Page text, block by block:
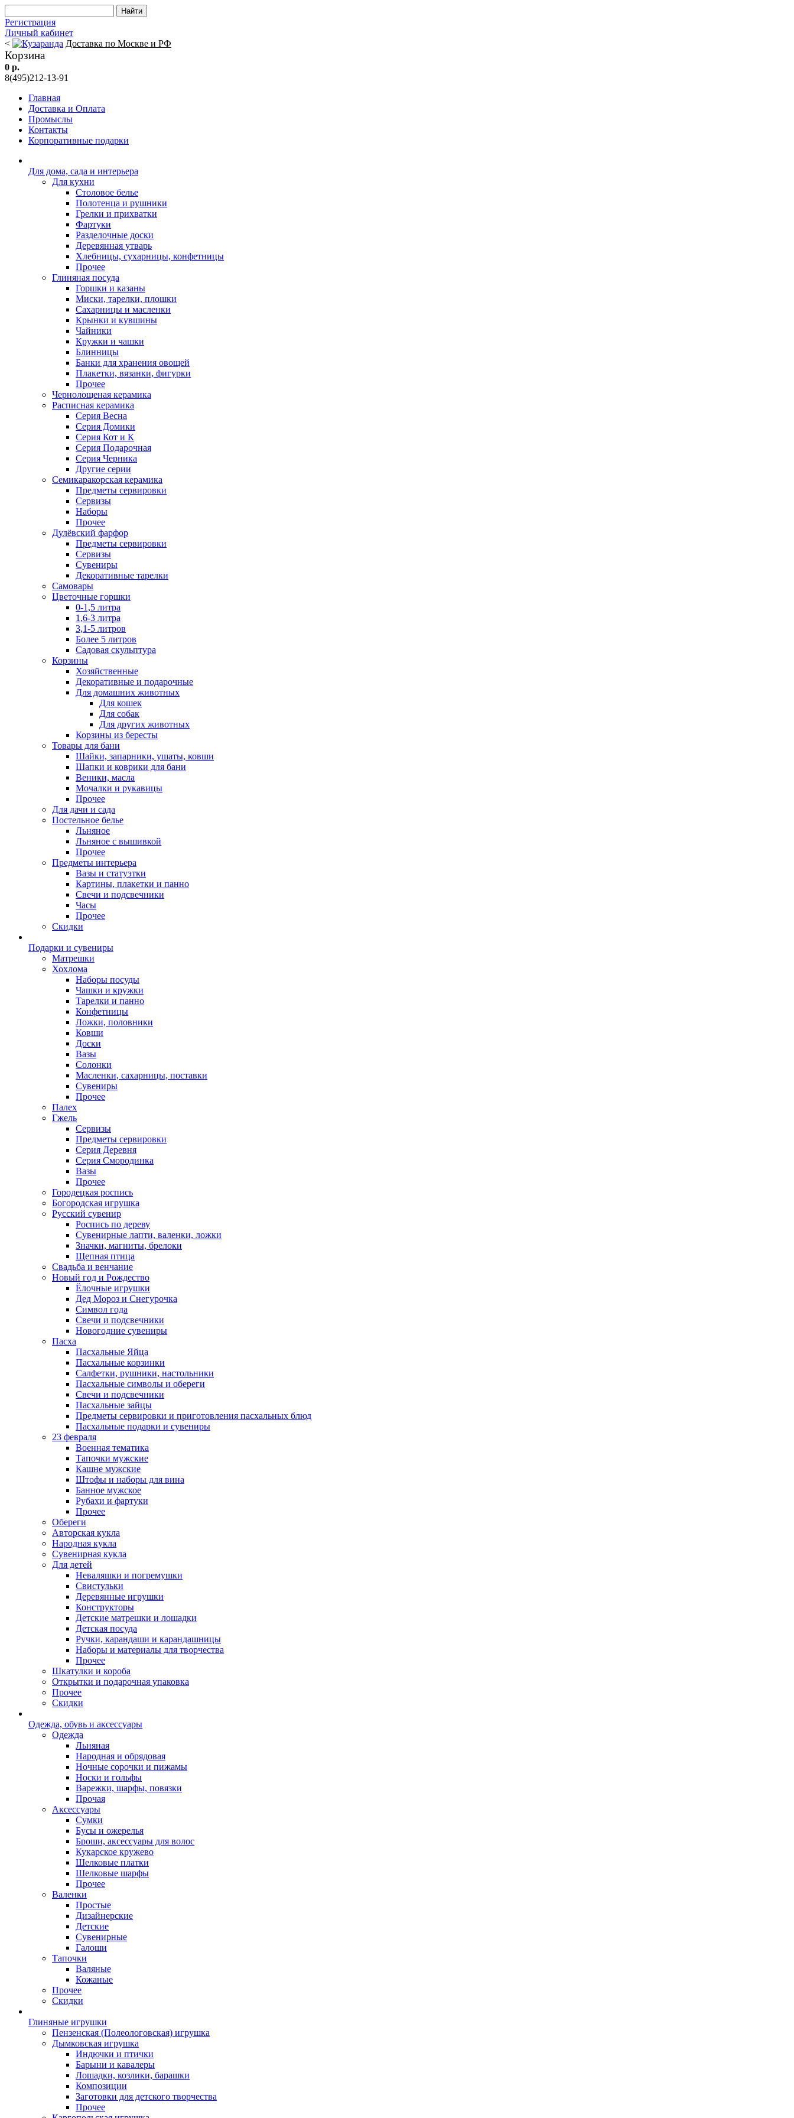
Регистрация
Личный кабинет
<
Доставка по Москве и РФ
Корзина
0 р.
8(495)212-13-91
Главная
Доставка и Оплата
Промыслы
Контакты
Корпоративные подарки
Для дома, сада и интерьера
Для кухни
Столовое белье
Полотенца и рушники
Грелки и прихватки
Фартуки
Разделочные доски
Деревянная утварь
Хлебницы, сухарницы, конфетницы
Прочее
Глиняная посуда
Горшки и казаны
Миски, тарелки, плошки
Сахарницы и масленки
Крынки и кувшины
Чайники
Кружки и чашки
Блинницы
Банки для хранения овощей
Плакетки, вязанки, фигурки
Прочее
Чернолощеная керамика
Расписная керамика
Серия Весна
Серия Домики
Серия Кот и К
Серия Подарочная
Серия Черника
Другие серии
Семикаракорская керамика
Предметы сервировки
Сервизы
Наборы
Прочее
Дулёвский фарфор
Предметы сервировки
Сервизы
Сувениры
Декоративные тарелки
Самовары
Цветочные горшки
0-1,5 литра
1,6-3 литра
3,1-5 литров
Более 5 литров
Садовая скульптура
Корзины
Хозяйственные
Декоративные и подарочные
Для домашних животных
Для кошек
Для собак
Для других животных
Корзины из бересты
Товары для бани
Шайки, запарники, ушаты, ковши
Шапки и коврики для бани
Веники, масла
Мочалки и рукавицы
Прочее
Для дачи и сада
Постельное белье
Льняное
Льняное с вышивкой
Прочее
Предметы интерьера
Вазы и статуэтки
Картины, плакетки и панно
Свечи и подсвечники
Часы
Прочее
Скидки
Подарки и сувениры
Матрешки
Хохлома
Наборы посуды
Чашки и кружки
Тарелки и панно
Конфетницы
Ложки, половники
Ковши
Доски
Вазы
Солонки
Масленки, сахарницы, поставки
Сувениры
Прочее
Палех
Гжель
Сервизы
Предметы сервировки
Серия Деревня
Серия Смородинка
Вазы
Прочее
Городецкая роспись
Богородская игрушка
Русский сувенир
Роспись по дереву
Сувенирные лапти, валенки, ложки
Значки, магниты, брелоки
Щепная птица
Свадьба и венчание
Новый год и Рождество
Ёлочные игрушки
Дед Мороз и Снегурочка
Символ года
Свечи и подсвечники
Новогодние сувениры
Пасха
Пасхальные Яйца
Пасхальные корзинки
Салфетки, рушники, настольники
Пасхальные символы и обереги
Свечи и подсвечники
Пасхальные зайцы
Предметы сервировки и приготовления пасхальных блюд
Пасхальные подарки и сувениры
23 февраля
Военная тематика
Тапочки мужские
Кашне мужские
Штофы и наборы для вина
Банное мужское
Рубахи и фартуки
Прочее
Обереги
Авторская кукла
Народная кукла
Сувенирная кукла
Для детей
Неваляшки и погремушки
Свистульки
Деревянные игрушки
Конструкторы
Детские матрешки и лошадки
Детская посуда
Ручки, карандаши и карандашницы
Наборы и материалы для творчества
Прочее
Шкатулки и короба
Открытки и подарочная упаковка
Прочее
Скидки
Одежда, обувь и аксессуары
Одежда
Льняная
Народная и обрядовая
Ночные сорочки и пижамы
Носки и гольфы
Варежки, шарфы, повязки
Прочая
Аксессуары
Сумки
Бусы и ожерелья
Броши, аксессуары для волос
Кукарское кружево
Шелковые платки
Шелковые шарфы
Прочее
Валенки
Простые
Дизайнерские
Детские
Сувенирные
Галоши
Тапочки
Валяные
Кожаные
Прочее
Скидки
Глиняные игрушки
Пензенская (Полеологовская) игрушка
Дымковская игрушка
Индючки и птички
Барыни и кавалеры
Лошадки, козлики, барашки
Композиции
Заготовки для детского творчества
Прочее